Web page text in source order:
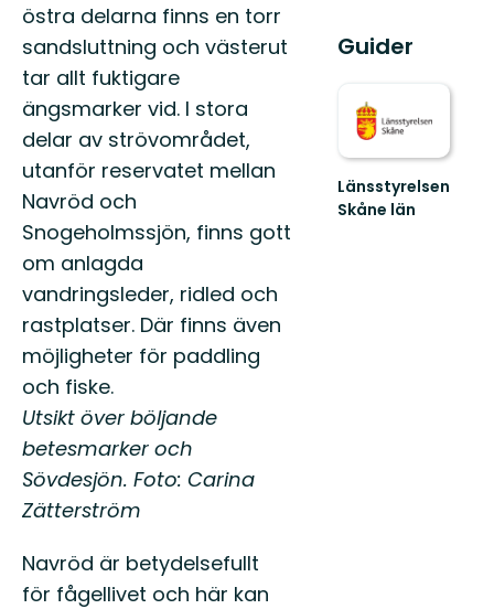
östra delarna finns en torr
sandsluttning och västerut
tar allt fuktigare
ängsmarker vid. I stora
delar av strövområdet,
utanför reservatet mellan
Navröd och
Snogeholmssjön, finns gott
om anlagda
vandringsleder, ridled och
rastplatser. Där finns även
möjligheter för paddling
och fiske.
Utsikt över böljande
betesmarker och
Sövdesjön. Foto: Carina
Zätterström
Navröd är betydelsefullt
för fågellivet och här kan
Guider
Länsstyrelsen
Skåne län